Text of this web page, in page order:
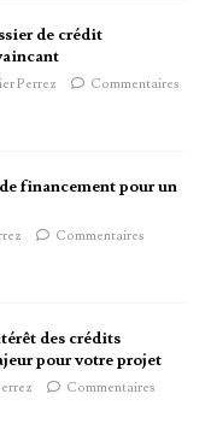
de crédit
Perrez
Commentaires
financement pour un
Commentaires
des crédits
pour votre projet
Commentaires